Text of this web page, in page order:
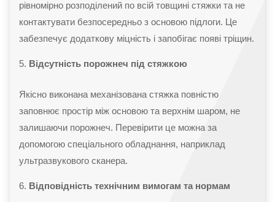
рівномірно розподілений по всій товщині стяжки та не
контактувати безпосередньо з основою підлоги. Це
забезпечує додаткову міцність і запобігає появі тріщин.
Відсутність порожнеч під стяжкою
Якісно виконана механізована стяжка повністю
заповнює простір між основою та верхнім шаром, не
залишаючи порожнеч. Перевірити це можна за
допомогою спеціального обладнання, наприклад
ультразвукового сканера.
Відповідність технічним вимогам та нормам